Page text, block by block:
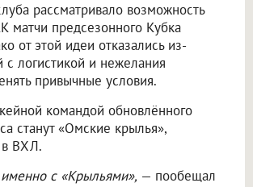
рассматривало возможность
матчи предсезонного Кубка
от этой идеи отказались из-
с логистикой и нежелания
привычные условия.
командой обновлённого
станут «Омские крылья»,
ВХЛ.
с «Крыльями», — пообещал